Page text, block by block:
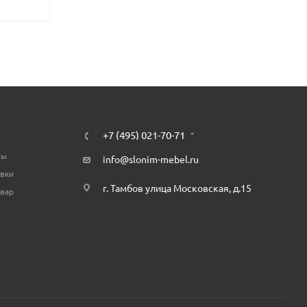
+7 (495) 021-70-71
info@slonim-mebel.ru
г. Тамбов улица Московская, д.15